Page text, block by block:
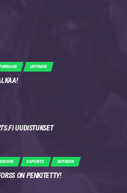
UUTINEN
UUDISTUKSET
ESPORTS UUTINEN
ON PENKITETTY!